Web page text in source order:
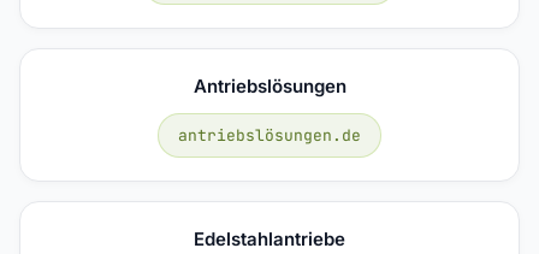
Antriebslösungen
antriebslösungen.de
Edelstahlantriebe